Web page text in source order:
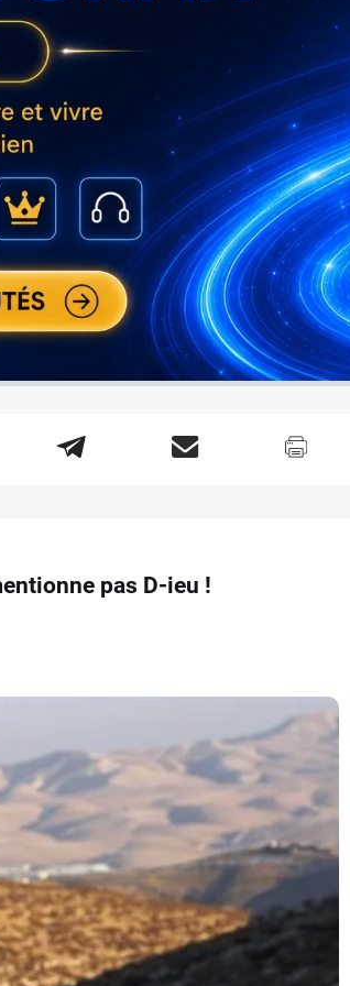
pas D-ieu !